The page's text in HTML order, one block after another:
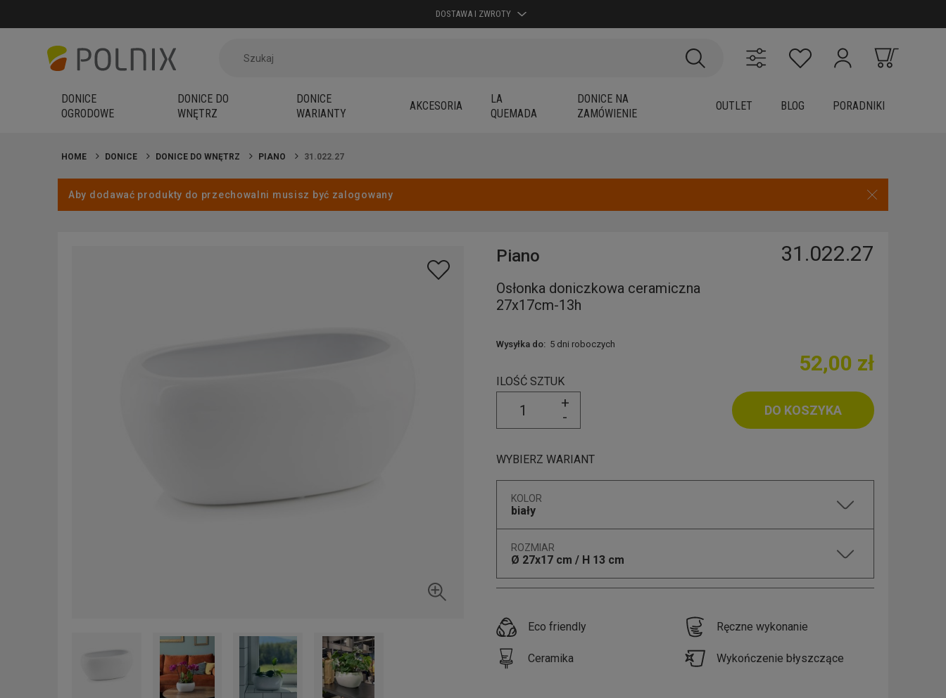
DOSTAWA I ZWROTY
DONICE
OGRODOWE
DONICE DO
WNĘTRZ
DONICE
WARIANTY
AKCESORIA
LA
QUEMADA
DONICE NA
ZAMÓWIENIE
OUTLET BLOG PORADNIKI
HOME DONICE DONICE DO WNĘTRZ PIANO 31.022.27
Aby dodawać produkty do przechowalni musisz być zalogowany
31.022.27
Piano
Osłonka doniczkowa ceramiczna
27x17cm-13h
Wysyłka do: 5 dni roboczych
52,00 zł
ILOŚĆ SZTUK
+
-
DO KOSZYKA
WYBIERZ WARIANT
KOLOR
biały
ROZMIAR
Ø 27x17 cm / H 13 cm
Eco friendly Ręczne wykonanie
Ceramika Wykończenie błyszczące